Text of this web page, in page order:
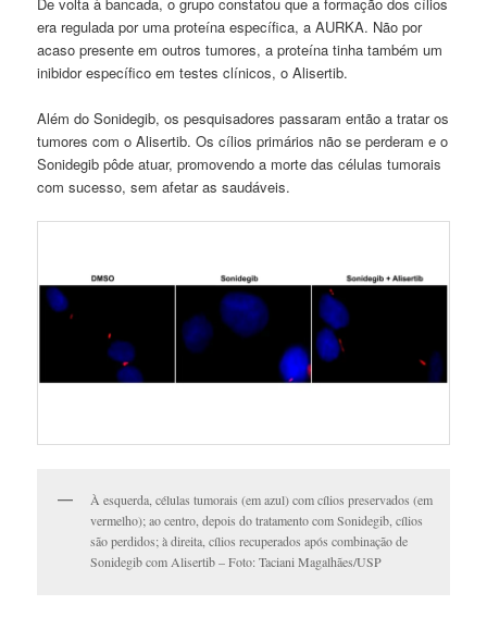
era regulada por uma proteína específica, a AURKA. Não por
acaso presente em outros tumores, a proteína tinha também um
inibidor específico em testes clínicos, o Alisertib.
Além do Sonidegib, os pesquisadores passaram então a tratar os
tumores com o Alisertib. Os cílios primários não se perderam e o
Sonidegib pôde atuar, promovendo a morte das células tumorais
com sucesso, sem afetar as saudáveis.
À esquerda, células tumorais (em azul) com cílios preservados (em
vermelho); ao centro, depois do tratamento com Sonidegib, cílios
são perdidos; à direita, cílios recuperados após combinação de
Sonidegib com Alisertib – Foto: Taciani Magalhães/USP